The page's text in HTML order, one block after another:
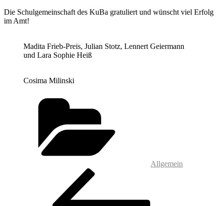
Die Schulgemeinschaft des KuBa gratuliert und wünscht viel Erfolg
im Amt!
Madita Frieb-Preis, Julian Stotz, Lennert Geiermann
und Lara Sophie Heiß
Cosima Milinski
Allgemein
Beitragsnavigation